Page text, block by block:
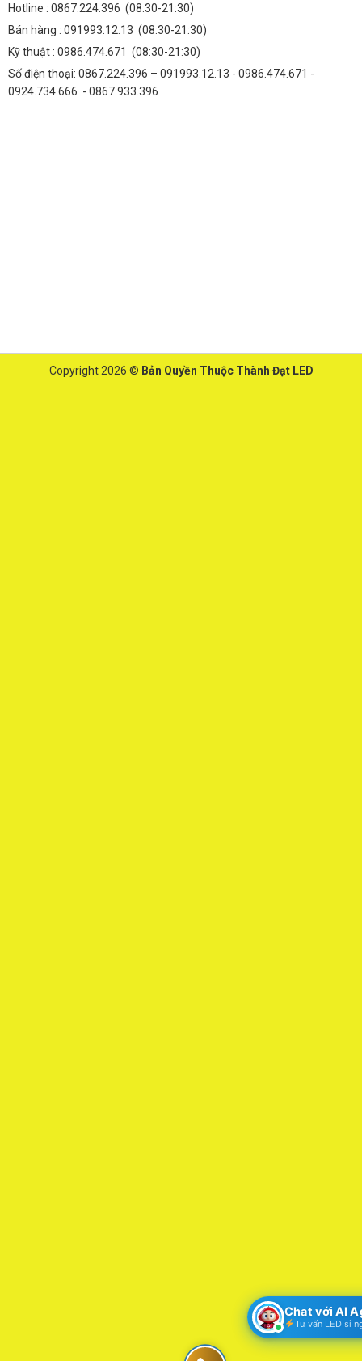
Hotline : 0867.224.396 (08:30-21:30)
Bán hàng : 091993.12.13 (08:30-21:30)
Kỹ thuật : 0986.474.671 (08:30-21:30)
Số điện thoại: 0867.224.396 – 091993.12.13 - 0986.474.671 -
0924.734.666 - 0867.933.396
Copyright 2026 © Bản Quyền Thuộc Thành Đạt LED
Chat với AI
Tư vấn LED sỉ